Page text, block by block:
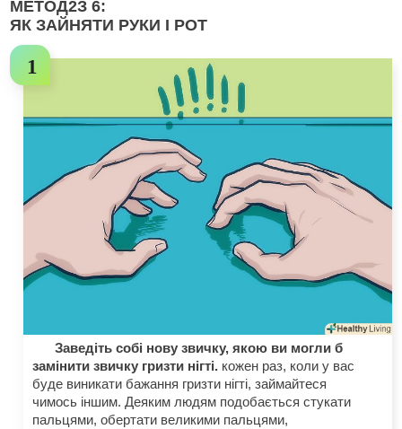
МЕТОД2З 6:
ЯК ЗАЙНЯТИ РУКИ І РОТ
Заведіть собі нову звичку, якою ви могли б
замінити звичку гризти нігті. кожен раз, коли у вас
буде виникати бажання гризти нігті, займайтеся
чимось іншим. Деяким людям подобається стукати
пальцями, обертати великими пальцями,